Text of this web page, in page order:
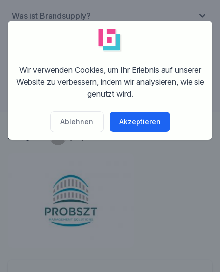
Was ist Brandsupply?
Wie funktioniert Brandsupply?
Was kostet das?
Designer:
Wir verwenden Cookies, um Ihr Erlebnis auf unserer
Website zu verbessern, indem wir analysieren, wie sie
genutzt wird.
Ablehnen Akzeptieren